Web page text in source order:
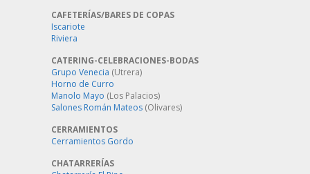
CAFETERÍAS/BARES DE COPAS
Iscariote
Riviera
CATERING-CELEBRACIONES-BODAS
Grupo Venecia (Utrera)
Horno de Curro
Manolo Mayo (Los Palacios)
Salones Román Mateos (Olivares)
CERRAMIENTOS
Cerramientos Gordo
CHATARRERÍAS